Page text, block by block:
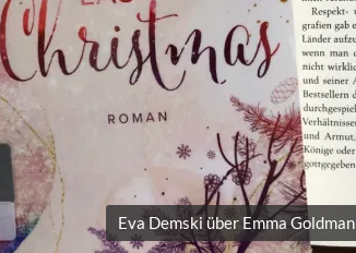
Eva Demski über Emma Goldman